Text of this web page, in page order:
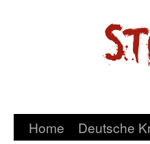
Home Deutsche